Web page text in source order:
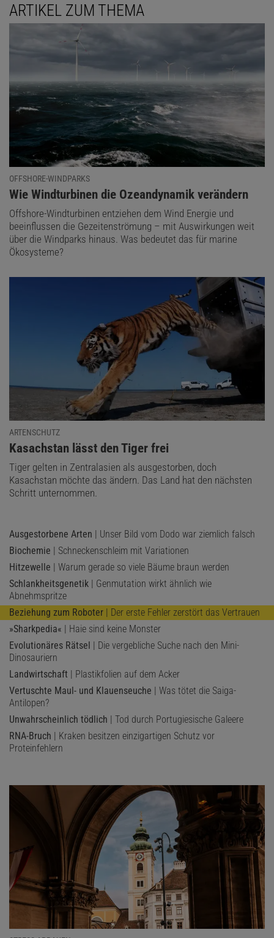
ARTIKEL ZUM THEMA
OFFSHORE-WINDPARKS
:
Wie Windturbinen die Ozeandynamik verändern
Offshore-Windturbinen entziehen dem Wind Energie und
beeinflussen die Gezeitenströmung – mit Auswirkungen weit
über die Windparks hinaus. Was bedeutet das für marine
Ökosysteme?
ARTENSCHUTZ
:
Kasachstan lässt den Tiger frei
Tiger gelten in Zentralasien als ausgestorben, doch
Kasachstan möchte das ändern. Das Land hat den nächsten
Schritt unternommen.
Ausgestorbene Arten | Unser Bild vom Dodo war ziemlich falsch
Biochemie | Schneckenschleim mit Variationen
Hitzewelle | Warum gerade so viele Bäume braun werden
Schlankheitsgenetik | Genmutation wirkt ähnlich wie
Abnehmspritze
Beziehung zum Roboter | Der erste Fehler zerstört das Vertrauen
»Sharkpedia« | Haie sind keine Monster
Evolutionäres Rätsel | Die vergebliche Suche nach den Mini-
Dinosauriern
Landwirtschaft | Plastikfolien auf dem Acker
Vertuschte Maul- und Klauenseuche | Was tötet die Saiga-
Antilopen?
Unwahrscheinlich tödlich | Tod durch Portugiesische Galeere
RNA-Bruch | Kraken besitzen einzigartigen Schutz vor
Proteinfehlern